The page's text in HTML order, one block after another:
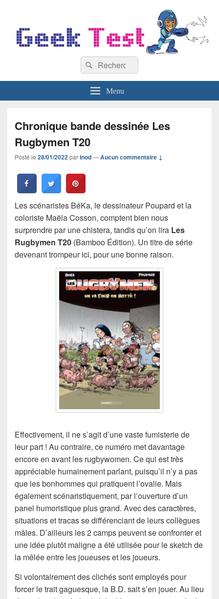
Recherche :
Rechercher
Menu
Chronique bande dessinée Les
Rugbymen T20
Posté le 28/01/2022parInod—Aucun commentaire ↓
Les scénaristes BéKa, le dessinateur Poupard et la
coloriste Maëla Cosson, comptent bien nous
surprendre par une chistera, tandis qu’on lira Les
Rugbymen T20 (Bamboo Édition). Un titre de série
devenant trompeur ici, pour une bonne raison.
Effectivement, il ne s’agit d’une vaste fumisterie de
leur part ! Au contraire, ce numéro met davantage
encore en avant les rugbywomen. Ce qui est très
appréciable humainement parlant, puisqu’il n’y a pas
que les bonhommes qui pratiquent l’ovalie. Mais
également scénaristiquement, par l’ouverture d’un
panel humoristique plus grand. Avec des caractères,
situations et tracas se différenciant de leurs collègues
mâles. D’ailleurs les 2 camps peuvent se confronter et
une idée plutôt maligne a été utilisée pour le sketch de
la mêlée entre les joueuses et les joueurs.
Si volontairement des clichés sont employés pour
forcer le trait gaguesque, la B.D. sait s’en jouer. Au lieu